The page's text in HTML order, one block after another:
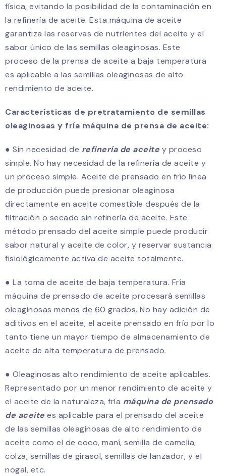
física, evitando la posibilidad de la contaminación en
la refinería de aceite. Esta máquina de aceite
garantiza las reservas de nutrientes del aceite y el
sabor único de las semillas oleaginosas. Este
proceso de la prensa de aceite a baja temperatura
es aplicable a las semillas oleaginosas de alto
rendimiento de aceite.
Características de pretratamiento de semillas
oleaginosas y fría máquina de prensa de aceite:
● Sin necesidad de refinería de aceite y proceso
simple. No hay necesidad de la refinería de aceite y
un proceso simple. Aceite de prensado en frío línea
de producción puede presionar oleaginosa
directamente en aceite comestible después de la
filtración o secado sin refinería de aceite. Este
método prensado del aceite simple puede producir
sabor natural y aceite de color, y reservar sustancia
fisiológicamente activa de aceite totalmente.
● La toma de aceite de baja temperatura. Fría
máquina de prensado de aceite procesará semillas
oleaginosas menos de 60 grados. No hay adición de
aditivos en el aceite, el aceite prensado en frío por lo
tanto tiene un mayor tiempo de almacenamiento de
aceite de alta temperatura de prensado.
● Oleaginosas alto rendimiento de aceite aplicables.
Representado por un menor rendimiento de aceite y
el aceite de la naturaleza, fría máquina de prensado
de aceite es aplicable para el prensado del aceite
de las semillas oleaginosas de alto rendimiento de
aceite como el de coco, maní, semilla de camelia,
colza, semillas de girasol, semillas de lanzador, y el
nogal, etc.